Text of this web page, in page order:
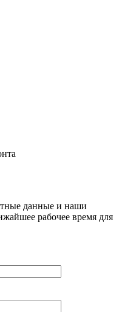
данные и наши
рабочее время для